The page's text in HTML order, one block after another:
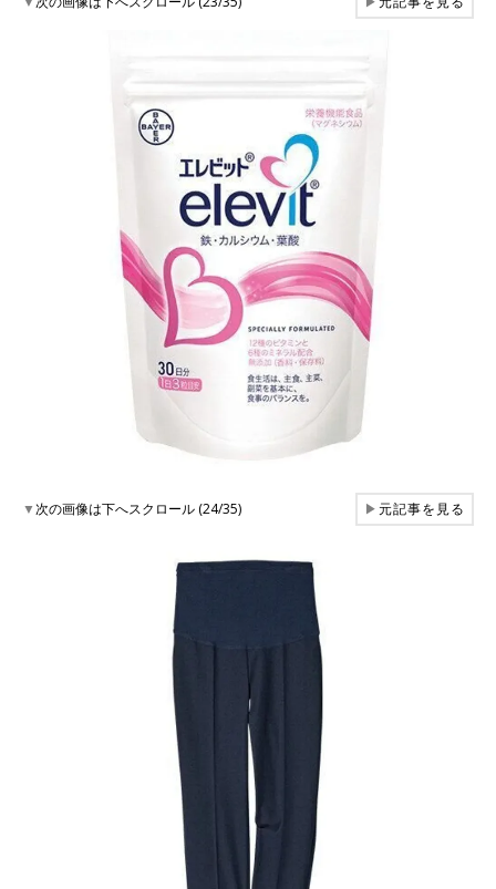
▼次の画像は下へスクロール (24/35) ▶元記事を見る